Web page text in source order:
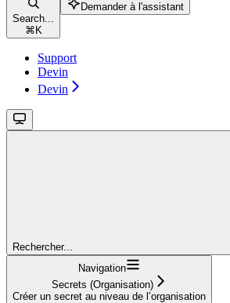
Search...
⌘ K
Demander à l'assistant
Support
Devin
Devin
Rechercher...
Navigation
Secrets (Organisation)
Créer un secret au niveau de l’organisation